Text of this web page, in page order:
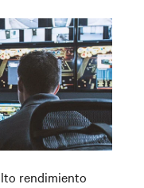
rendimiento